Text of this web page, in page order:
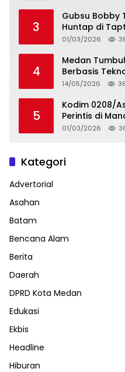
3
Gubsu Bobby
Huntap di
01/03/2026
4
Medan
Berbasis
14/05/2026
5
Kodim 0208/
Perintis di
01/03/2026
Kategori
Advertorial
Asahan
Batam
Bencana Alam
Berita
Daerah
DPRD Kota Medan
Edukasi
Ekbis
Headline
Hiburan